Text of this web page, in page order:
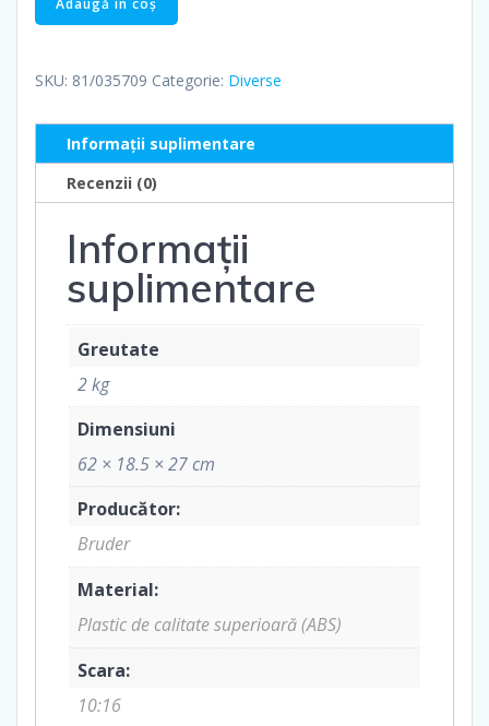
fost:
543.29 lei.
Camion
seria
cu
macara
Liebherr
Adaugă în coș
SKU: 81/035709 Categorie: Diverse
Informații suplimentare
Recenzii (0)
Informații
suplimentare
Greutate
2 kg
Dimensiuni
62 × 18.5 × 27 cm
Producător:
Bruder
Material:
Plastic de calitate superioară (ABS)
Scara:
10:16